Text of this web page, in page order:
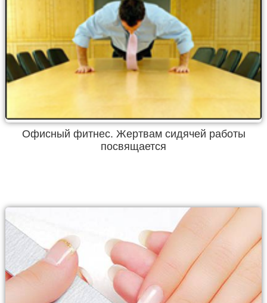
Офисный фитнес. Жертвам сидячей работы
посвящается